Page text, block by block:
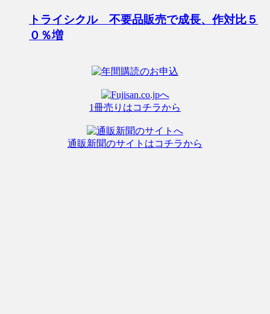
トライシクル 不要品販売で成長、作対比５
０％増
1冊売りはコチラから
通販新聞のサイトはコチラから